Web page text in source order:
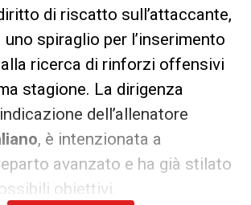
di riscatto sull’attaccante,
spiraglio per l’inserimento
alla ricerca di rinforzi offensivi
stagione. La dirigenza
dell’allenatore
, è intenzionata a
avanzato e ha già stilato
obiettivi.